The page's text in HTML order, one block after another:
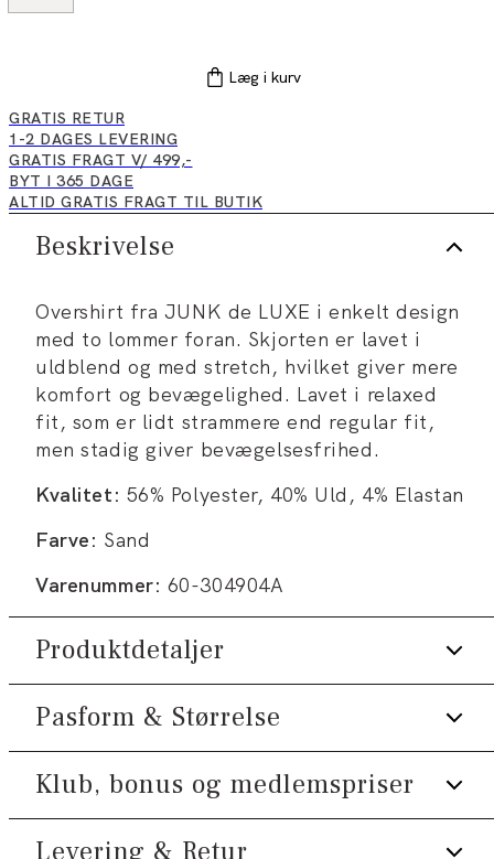
Læg i kurv
GRATIS RETUR
1-2 DAGES LEVERING
GRATIS FRAGT V/ 499,-
BYT I 365 DAGE
ALTID GRATIS FRAGT TIL BUTIK
Beskrivelse
Overshirt fra JUNK de LUXE i enkelt design
med to lommer foran. Skjorten er lavet i
uldblend og med stretch, hvilket giver mere
komfort og bevægelighed. Lavet i relaxed
fit, som er lidt strammere end regular fit,
men stadig giver bevægelsesfrihed.
Kvalitet: 56% Polyester, 40% Uld, 4% Elastan
Farve: Sand
Varenummer: 60-304904A
Produktdetaljer
Manchetten lukkes med to knapper.
Fremstillet i uldblend.
Med stretch for ekstra komfort.
Lukkes med lynlås.
Pasform & Størrelse
Fit:Relaxed fit
Tæt pasform, der sidder til uden at være
Klub, bonus og medlemspriser
Tilmeld dig Klub Tøjeksperten helt gratis.
Levering & Retur